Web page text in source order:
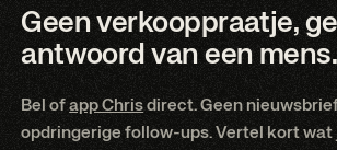
Geen verkooppraatje,
antwoord van een mens.
Bel ofapp Chrisdirect. Geen
opdringerige follow-ups. Vertel kort wat